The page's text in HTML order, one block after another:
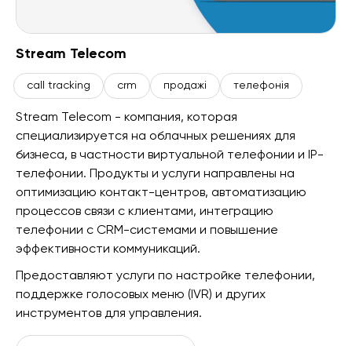
Stream Telecom
call tracking crm продажі телефонія
Stream Telecom - компания, которая
специализируется на облачных решениях для
бизнеса, в частности виртуальной телефонии и IP-
телефонии. Продукты и услуги направлены на
оптимизацию контакт-центров, автоматизацию
процессов связи с клиентами, интеграцию
телефонии с CRM-системами и повышение
эффективности коммуникаций.
Предоставляют услуги по настройке телефонии,
поддержке голосовых меню (IVR) и других
инструментов для управления.